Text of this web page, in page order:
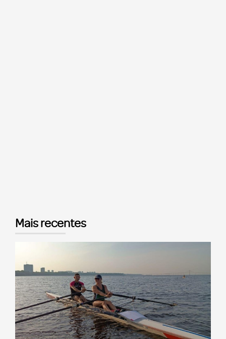
Mais recentes